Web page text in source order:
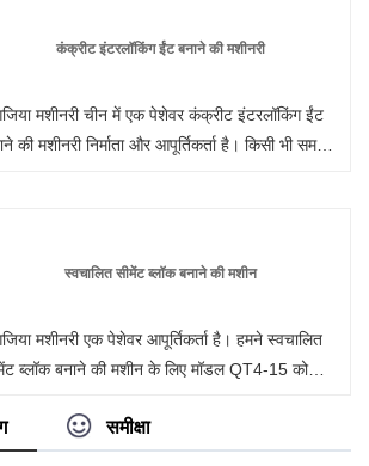
कंक्रीट इंटरलॉकिंग ईंट बनाने की मशीनरी
मशीनरी चीन में एक पेशेवर कंक्रीट इंटरलॉकिंग ईंट
की मशीनरी निर्माता और आपूर्तिकर्ता है। किसी भी समय
पैनल मशीन निर्माता और आपूर्तिकर्ता है।
स्वचालित सीमेंट ब्लॉक बनाने की मशीन
मशीनरी एक पेशेवर आपूर्तिकर्ता है। हमने स्वचालित
ब्लॉक बनाने की मशीन के लिए मॉडल QT4-15 को
के विभिन्न आकार और विशिष्टताओं का उत्पादन कर
समीक्षा